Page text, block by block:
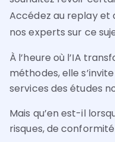
Accédez au replay et
nos experts sur ce
À l’heure où l’IA
méthodes, elle
services des études
Mais qu’en est-il
risques, de